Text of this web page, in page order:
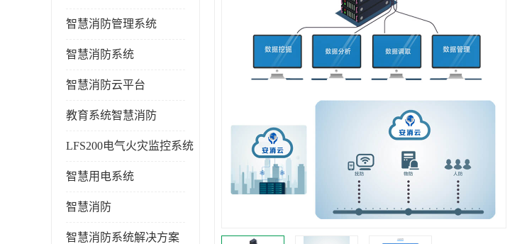
智慧消防管理系统
智慧消防系统
智慧消防云平台
教育系统智慧消防
LFS200电气火灾监控系统
智慧用电系统
智慧消防
智慧消防系统解决方案